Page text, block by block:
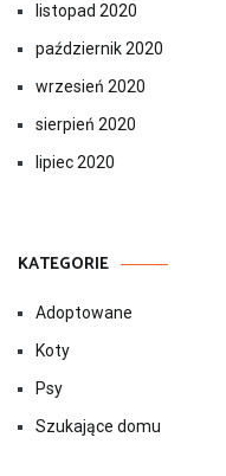
listopad 2020
październik 2020
wrzesień 2020
sierpień 2020
lipiec 2020
KATEGORIE
Adoptowane
Koty
Psy
Szukające domu